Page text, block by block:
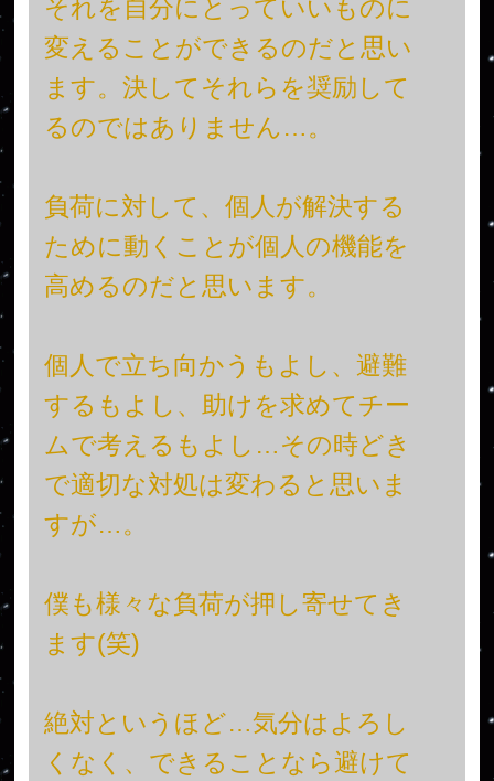
それを自分にとっていいものに
変えることができるのだと思い
ます。決してそれらを奨励して
るのではありません…。
負荷に対して、個人が解決する
ために動くことが個人の機能を
高めるのだと思います。
個人で立ち向かうもよし、避難
するもよし、助けを求めてチー
ムで考えるもよし…その時どき
で適切な対処は変わると思いま
すが…。
僕も様々な負荷が押し寄せてき
ます(笑)
絶対というほど…気分はよろし
くなく、できることなら避けて